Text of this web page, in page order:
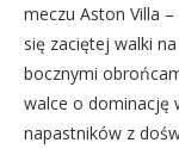
meczu Aston Villa
się zaciętej walki
bocznymi
walce o dominację
napastników z